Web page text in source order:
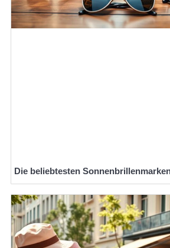
Die beliebtesten